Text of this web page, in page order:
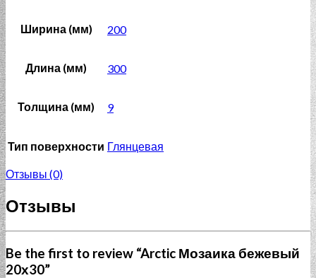
Ширина (мм) 200
Длина (мм) 300
Толщина (мм) 9
Тип поверхности Глянцевая
Отзывы (0)
Отзывы
Be the first to review “Arctic Мозаика бежевый
20х30”